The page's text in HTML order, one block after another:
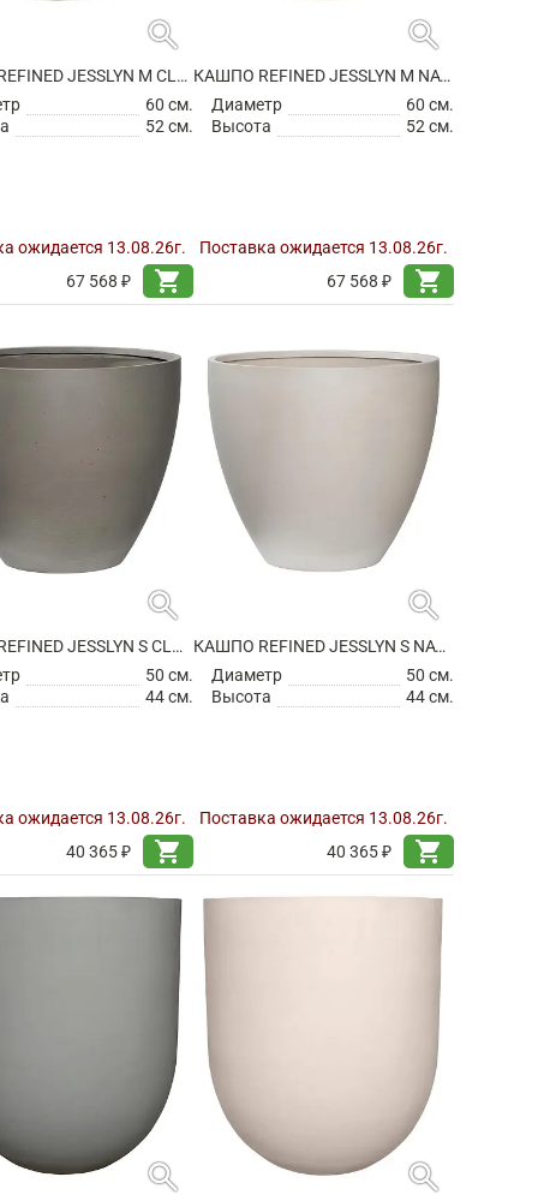
search
КАШПО REFINED JESSLYN M CLOUDED GREY
60 см.
52 см.
ожидается 13.08.26г.
67 568 ₽
shopping_cart
search
КАШПО REFINED JESSLYN M NATURAL WHITE
Диаметр
60 см.
Высота
52 см.
Поставка ожидается 13.08.26г.
67 568 ₽
shopping_cart
search
КАШПО REFINED JESSLYN S CLOUDED GREY
50 см.
44 см.
ожидается 13.08.26г.
40 365 ₽
shopping_cart
search
КАШПО REFINED JESSLYN S NATURAL WHITE
Диаметр
50 см.
Высота
44 см.
Поставка ожидается 13.08.26г.
40 365 ₽
shopping_cart
search search